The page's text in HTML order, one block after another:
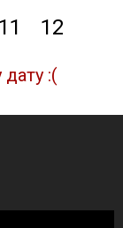
11 12
:(